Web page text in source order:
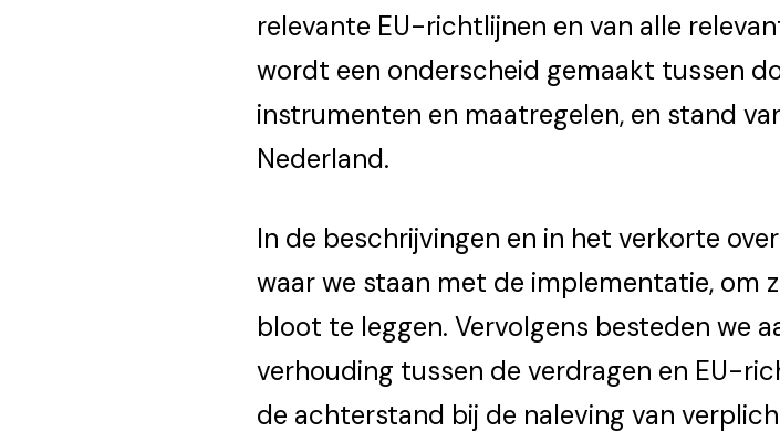
relevante EU-richtlijnen en van alle
wordt een onderscheid gemaakt tussen
instrumenten en maatregelen, en stand
Nederland.
In de beschrijvingen en in het verkorte
waar we staan met de implementatie, om
bloot te leggen. Vervolgens besteden we
verhouding tussen de verdragen en EU-
de achterstand bij de naleving van